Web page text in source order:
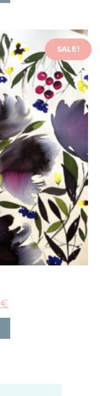
SALE!
€